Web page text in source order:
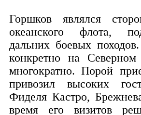
Горшков являлся
океанского флота,
дальних боевых
конкретно на
многократно. Порой
привозил высоких
Фиделя Кастро,
время его визитов